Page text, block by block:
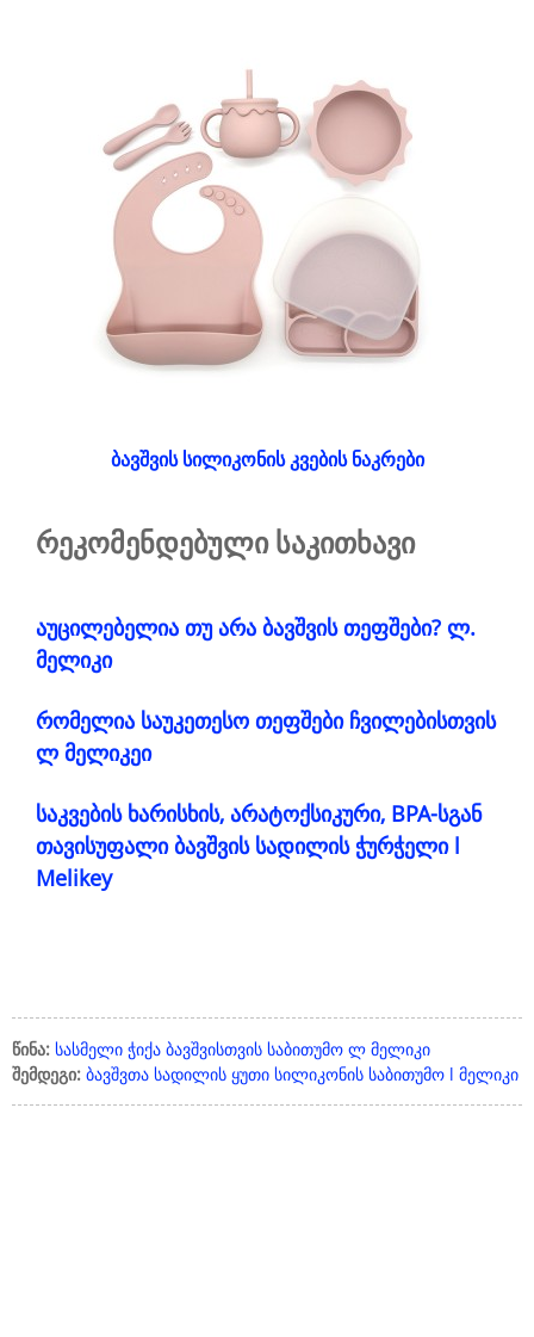
ბავშვის სილიკონის კვების ნაკრები
რეკომენდებული საკითხავი
აუცილებელია თუ არა ბავშვის თეფშები? ლ.
მელიკი
რომელია საუკეთესო თეფშები ჩვილებისთვის
ლ მელიკეი
საკვების ხარისხის, არატოქსიკური, BPA-სგან
თავისუფალი ბავშვის სადილის ჭურჭელი l
Melikey
წინა: სასმელი ჭიქა ბავშვისთვის საბითუმო ლ მელიკი
შემდეგი: ბავშვთა სადილის ყუთი სილიკონის საბითუმო l მელიკი